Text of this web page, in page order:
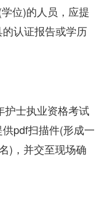
位)的人员，应提
认证报告或学历
护士执业资格考试
pdf扫描件(形成一
)，并交至现场确